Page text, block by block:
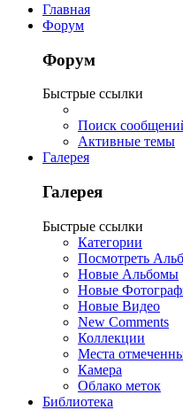
Главная
Форум
Форум
Быстрые ссылки
Поиск
Активные темы
Галерея
Галерея
Быстрые ссылки
Категории
Посмотреть
Новые Альбомы
Новые
Новые Видео
New Comments
Коллекции
Места
Камера
Облако меток
Библиотека